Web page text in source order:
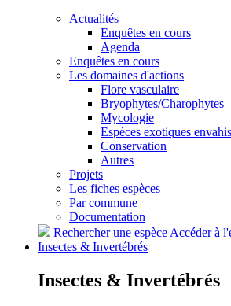
Actualités
Enquêtes en cours
Agenda
Enquêtes en cours
Les domaines d'actions
Flore vasculaire
Bryophytes/Charophytes
Mycologie
Espèces exotiques
Conservation
Autres
Projets
Les fiches espèces
Par commune
Documentation
Rechercher une espèceAccéder à
Insectes & Invertébrés
Insectes & Invertébrés